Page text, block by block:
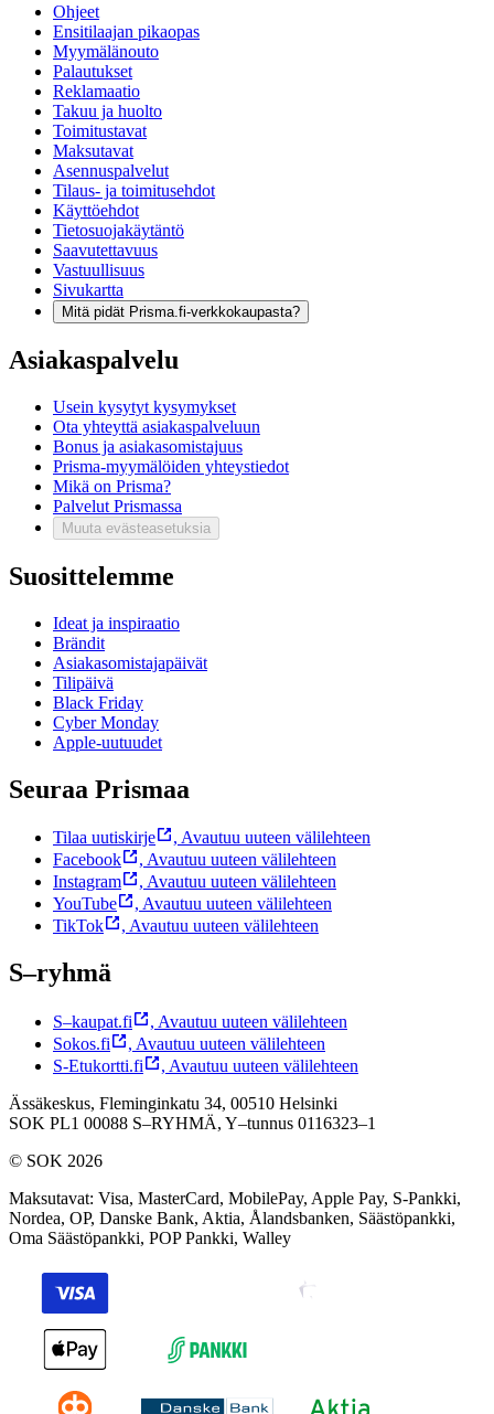
Ohjeet
Ensitilaajan pikaopas
Myymälänouto
Palautukset
Reklamaatio
Takuu ja huolto
Toimitustavat
Maksutavat
Asennuspalvelut
Tilaus- ja toimitusehdot
Käyttöehdot
Tietosuojakäytäntö
Saavutettavuus
Vastuullisuus
Sivukartta
Mitä pidät Prisma.fi-verkkokaupasta?
Asiakaspalvelu
Usein kysytyt kysymykset
Ota yhteyttä asiakaspalveluun
Bonus ja asiakasomistajuus
Prisma-myymälöiden yhteystiedot
Mikä on Prisma?
Palvelut Prismassa
Muuta evästeasetuksia
Suosittelemme
Ideat ja inspiraatio
Brändit
Asiakasomistajapäivät
Tilipäivä
Black Friday
Cyber Monday
Apple-uutuudet
Seuraa Prismaa
Tilaa uutiskirje , Avautuu uuteen välilehteen
Facebook
, Avautuu uuteen välilehteen
Instagram
, Avautuu uuteen välilehteen
YouTube
, Avautuu uuteen välilehteen
TikTok
, Avautuu uuteen välilehteen
S–ryhmä
S–kaupat.fi , Avautuu uuteen välilehteen
Sokos.fi
, Avautuu uuteen välilehteen
S-Etukortti.fi
, Avautuu uuteen välilehteen
Ässäkeskus, Fleminginkatu 34, 00510 Helsinki
SOK PL1 00088 S–RYHMÄ, Y–tunnus 0116323–1
© SOK 2026
Maksutavat: Visa, MasterCard, MobilePay, Apple Pay, S-Pankki,
Nordea, OP, Danske Bank, Aktia, Ålandsbanken, Säästöpankki,
Oma Säästöpankki, POP Pankki, Walley